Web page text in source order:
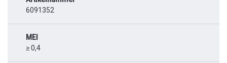
6091352
MEI
≥ 0,4